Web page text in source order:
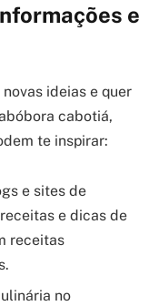
e
ideias e quer
cabotiá,
te inspirar:
e sites de
e dicas de
receitas
no